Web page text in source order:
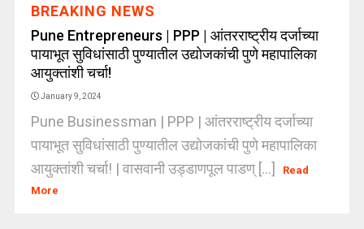
BREAKING NEWS
Pune Entrepreneurs | PPP | आंतरराष्ट्रीय दर्जाच्या
पायाभूत सुविधांसाठी पुण्यातील उद्योजकांची पुणे महापालिका
आयुक्तांशी चर्चा!
January 9, 2024
Pune Businessman | PPP | आंतरराष्ट्रीय दर्जाच्या
पायाभूत सुविधांसाठी पुण्यातील उद्योजकांची पुणे महापालिका
आयुक्तांशी चर्चा! | वासवानी उड्डाणपूल पाडण् [...]
Read
More